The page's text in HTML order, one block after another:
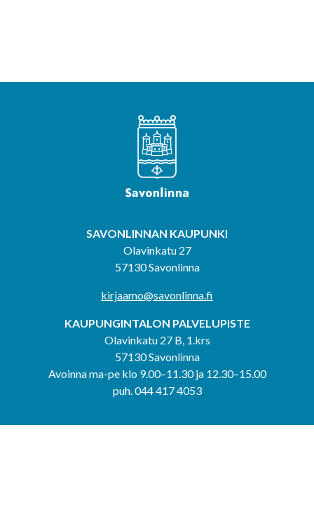
SAVONLINNAN KAUPUNKI
Olavinkatu 27
57130 Savonlinna
kirjaamo@savonlinna.fi
KAUPUNGINTALON PALVELUPISTE
Olavinkatu 27 B, 1.krs
57130 Savonlinna
Avoinna ma-pe klo 9.00–11.30 ja 12.30–15.00
puh. 044 417 4053